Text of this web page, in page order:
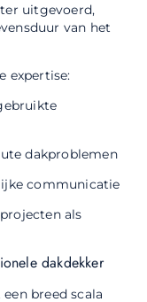
uitgevoerd,
van het
expertise:
dakproblemen
communicatie
als
dakdekker
breed scala